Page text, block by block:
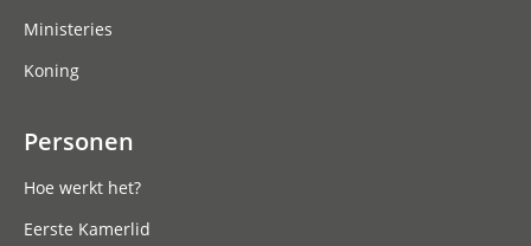
Ministeries
Koning
Personen
Hoe werkt het?
Eerste Kamerlid